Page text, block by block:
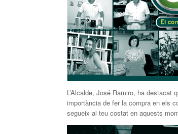
L’Alcalde, José Ramiro, ha
importància de fer la compra en els
segueix al teu costat en aquests